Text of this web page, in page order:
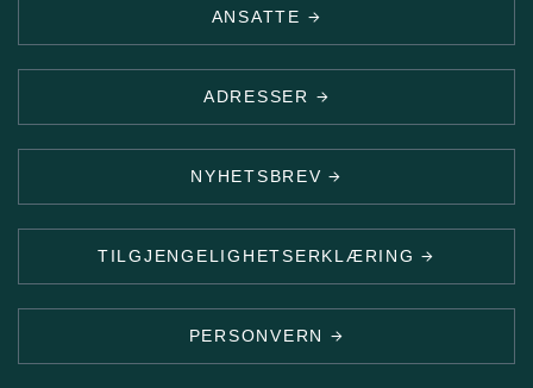
ANSATTE
ADRESSER
NYHETSBREV
TILGJENGELIGHETSERKLÆRING
PERSONVERN